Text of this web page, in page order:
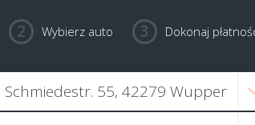
Wybierz auto Dokonaj